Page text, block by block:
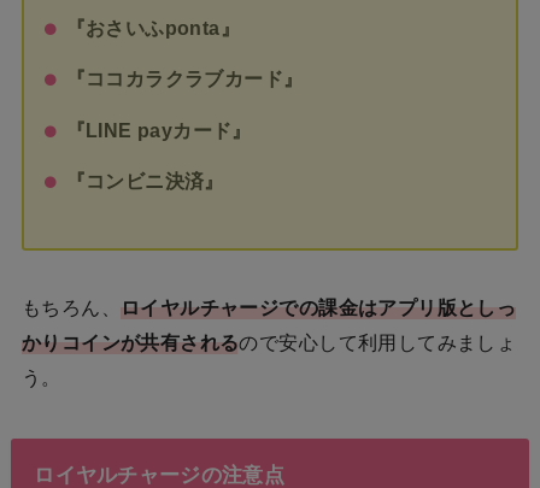
『おさいふponta』
『ココカラクラブカード』
『LINE payカード』
『コンビニ決済』
もちろん、 ロイヤルチャージでの課金はアプリ版としっ
かりコインが共有されるので安心して利用してみましょ
う。
ロイヤルチャージの注意点